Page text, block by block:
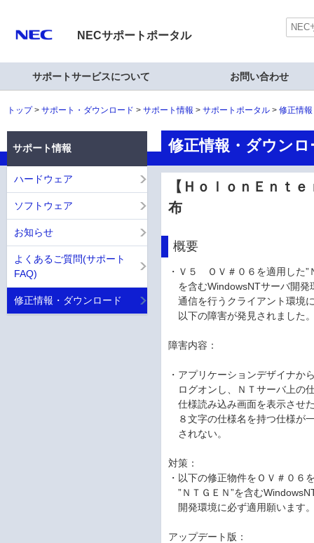
NECサポートポータル
サポートサービスについて お問い合わせ
トップ サポート・ダウンロード サポート情報 サポートポータル 修正情
修正情報・ダウンロ
【ＨｏｌｏｎＥｎｔ
布
概要
・Ｖ５ ＯＶ＃０６を適用した”
を含むWindowsNTサーバ開発
通信を行うクライアント環境
以下の障害が発見されました
障害内容：
・アプリケーションデザイナか
ログオンし、ＮＴサーバ上の
仕様読み込み画面を表示させ
８文字の仕様名を持つ仕様が
されない。
対策：
・以下の修正物件をＯＶ＃０６
”ＮＴＧＥＮ”を含む
開発環境に必ず適用願います
アップデート版：
サポート情報
ハードウェア
ソフトウェア
お知らせ
よくあるご質問(サポート
FAQ)
修正情報・ダウンロード